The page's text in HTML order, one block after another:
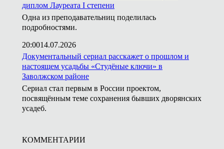
диплом Лауреата I степени
Одна из преподавательниц поделилась
подробностями.
20:0014.07.2026
Документальный сериал расскажет о прошлом и
настоящем усадьбы «Студёные ключи» в
Заволжском районе
Сериал стал первым в России проектом,
посвящённым теме сохранения бывших дворянских
усадеб.
КОММЕНТАРИИ